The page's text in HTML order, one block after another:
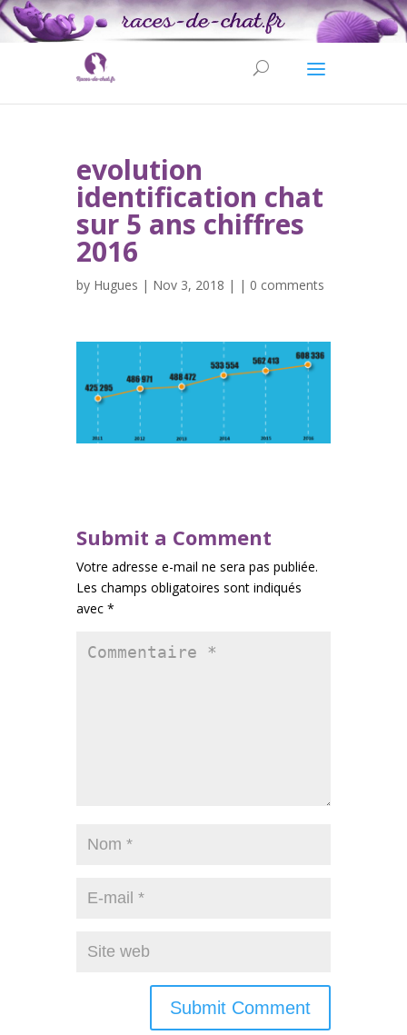
evolution
identification chat
sur 5 ans chiffres
2016
by Hugues | Nov 3, 2018 | | 0 comments
Submit a Comment
Votre adresse e-mail ne sera pas publiée.
Les champs obligatoires sont indiqués
avec *